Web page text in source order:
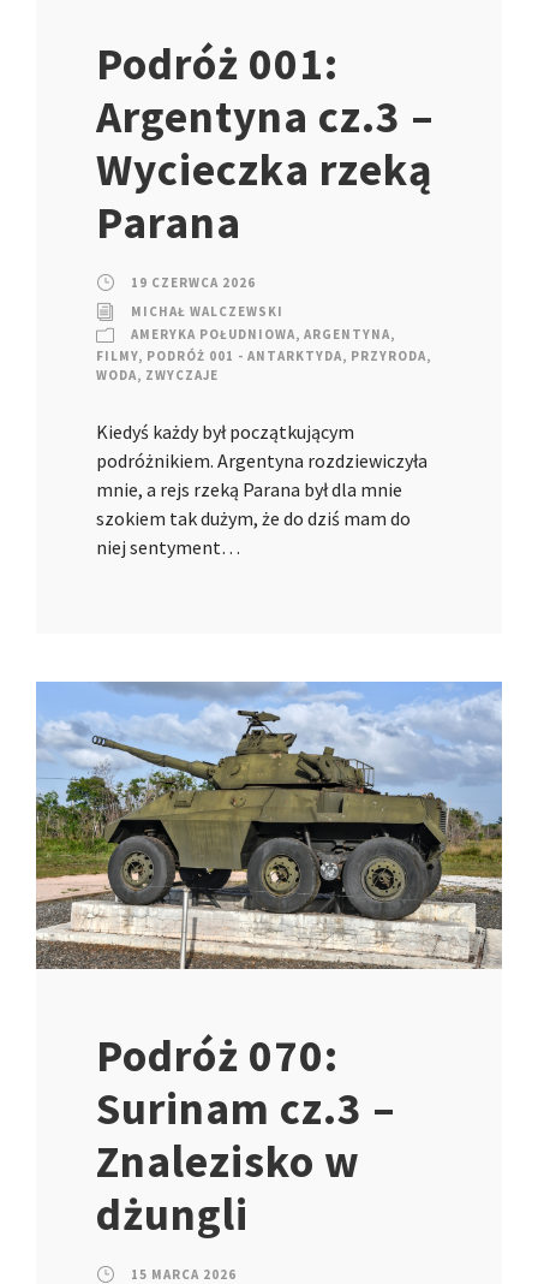
Podróż 001:
Argentyna cz.3 –
Wycieczka rzeką
Parana
19 CZERWCA 2026
MICHAŁ WALCZEWSKI
AMERYKA POŁUDNIOWA, ARGENTYNA,
FILMY, PODRÓŻ 001 - ANTARKTYDA, PRZYRODA,
WODA, ZWYCZAJE
Kiedyś każdy był początkującym
podróżnikiem. Argentyna rozdziewiczyła
mnie, a rejs rzeką Parana był dla mnie
szokiem tak dużym, że do dziś mam do
niej sentyment…
Podróż 070:
Surinam cz.3 –
Znalezisko w
dżungli
15 MARCA 2026